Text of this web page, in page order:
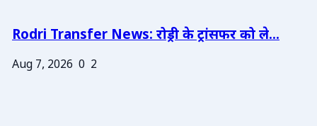
Rodri Transfer News: रोड्री के ट्रांसफर को ले...
Aug 7, 2026 0 2